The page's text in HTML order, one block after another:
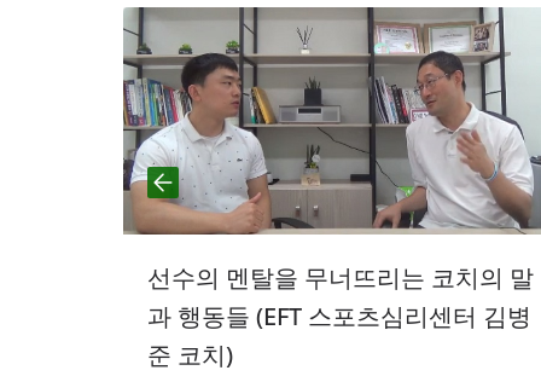
너뜨리는 코치의 말
포츠심리센터 김병
니가타현 지역대회